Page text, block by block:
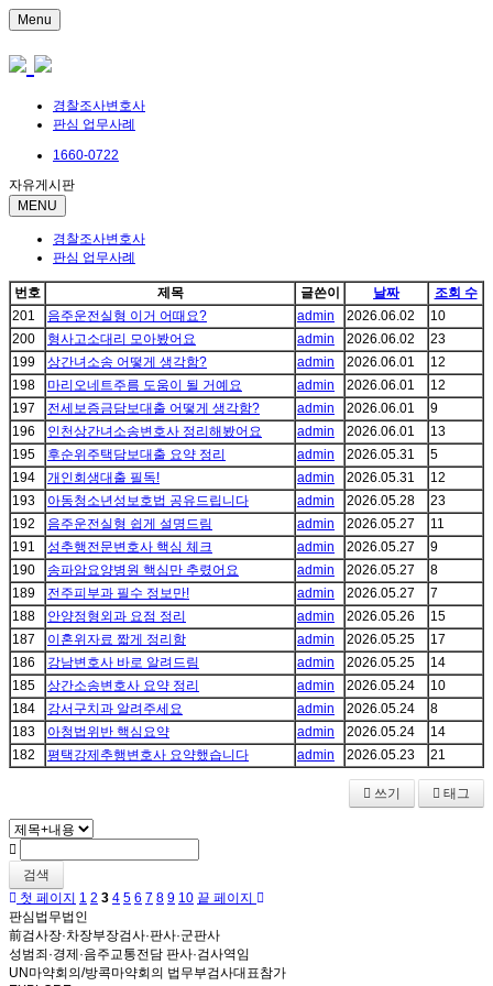
Menu
경찰조사변호사
판심 업무사례
1660-0722
자유게시판
MENU
경찰조사변호사
판심 업무사례
번호 제목 글쓴이 날짜
조회 수
201
음주운전실형 이거 어때요? admin 2026.06.02
10
200
형사고소대리 모아봤어요 admin 2026.06.02
23
199
상간녀소송 어떻게 생각함? admin 2026.06.01
12
198
마리오네트주름 도움이 될 거예요 admin 2026.06.01
12
197
전세보증금담보대출 어떻게 생각함? admin 2026.06.01
9
196
인천상간녀소송변호사 정리해봤어요 admin 2026.06.01
13
195
후순위주택담보대출 요약 정리 admin 2026.05.31
5
194
개인회생대출 필독! admin 2026.05.31
12
193
아동청소년성보호법 공유드립니다 admin 2026.05.28
23
192
음주운전실형 쉽게 설명드림 admin 2026.05.27
11
191
성추행전문변호사 핵심 체크 admin 2026.05.27
9
190
송파암요양병원 핵심만 추렸어요 admin 2026.05.27
8
189
전주피부과 필수 정보만! admin 2026.05.27
7
188
안양정형외과 요점 정리 admin 2026.05.26
15
187
이혼위자료 짧게 정리함 admin 2026.05.25
17
186
강남변호사 바로 알려드림 admin 2026.05.25
14
185
상간소송변호사 요약 정리 admin 2026.05.24
10
184
강서구치과 알려주세요 admin 2026.05.24
8
183
아청법위반 핵심요약 admin 2026.05.24
14
182
평택강제추행변호사 요약했습니다 admin 2026.05.23 21
쓰기 태그
검색
첫 페이지 1 2 3 4 5 6 7 8 9 10 끝 페이지
판심법무법인
前검사장·차장부장검사·판사·군판사
성범죄·경제·음주교통전담 판사·검사역임
UN마약회의/방콕마약회의 법무부검사대표참가